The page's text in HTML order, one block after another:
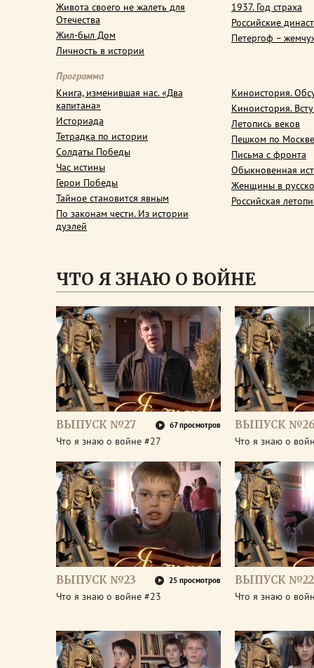
Живота своего не жалеть для
Отечества
Жил-был Дом
Личность в истории
1937. Год страха
Российские
Петергоф –
Программа
Книга, изменившая нас. «Два
капитана»
Историада
Тетрадка по истории
Солдаты Победы
Час истины
Герои Победы
Тайное становится явным
По законам чести. Из истории
дуэлей
Киноистория.
Киноистория.
Летопись веков
Пешком по Москве
Письма с фронта
Обыкновенная
Женщины в
Российская
ЧТО Я ЗНАЮ О ВОЙНЕ
ВЫПУСК №27 67 просмотров
Что я знаю о войне #27
ВЫПУСК
Что я знаю о
ВЫПУСК №23 25 просмотров
Что я знаю о войне #23
ВЫПУСК №22
Что я знаю о